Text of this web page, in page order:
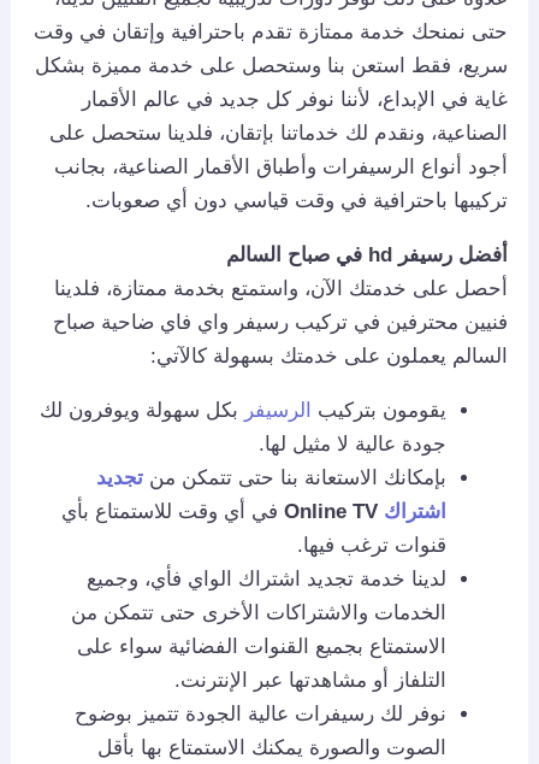
حتى نمنحك خدمة ممتازة تقدم باحترافية وإتقان في وقت
سريع، فقط استعن بنا وستحصل على خدمة مميزة بشكل
غاية في الإبداع، لأننا نوفر كل جديد في عالم الأقمار
الصناعية، ونقدم لك خدماتنا بإتقان، فلدينا ستحصل على
أجود أنواع الرسيفرات وأطباق الأقمار الصناعية، بجانب
تركيبها باحترافية في وقت قياسي دون أي صعوبات.
أفضل رسيفر hd في صباح السالم
أحصل على خدمتك الآن، واستمتع بخدمة ممتازة، فلدينا
فنيين محترفين في تركيب رسيفر واي فاي ضاحية صباح
السالم يعملون على خدمتك بسهولة كالآتي:
يقومون بتركيب الرسيفر بكل سهولة ويوفرون لك
جودة عالية لا مثيل لها.
بإمكانك الاستعانة بنا حتى تتمكن منتجديد
اشتراك Online TV
في أي وقت للاستمتاع بأي
قنوات ترغب فيها.
لدينا خدمة تجديد اشتراك الواي فأي، وجميع
الخدمات والاشتراكات الأخرى حتى تتمكن من
الاستمتاع بجميع القنوات الفضائية سواء على
التلفاز أو مشاهدتها عبر الإنترنت.
نوفر لك رسيفرات عالية الجودة تتميز بوضوح
الصوت والصورة يمكنك الاستمتاع بها بأقل